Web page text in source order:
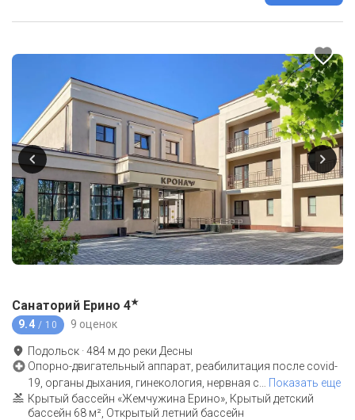
Санаторий Ерино 4★
9.4 / 10 9 оценок
Подольск ·484 м до реки Десны
Опорно-двигательный аппарат, реабилитация после covid-
19, органы дыхания, гинекология, нервная с
Показать еще
Крытый бассейн «Жемчужина Ерино», Крытый детский
бассейн 68 м², Открытый летний бассейн